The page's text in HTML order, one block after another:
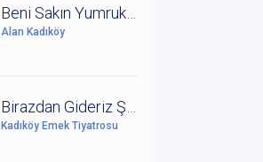
Alan Kadıköy
Kadıköy Emek Tiyatrosu